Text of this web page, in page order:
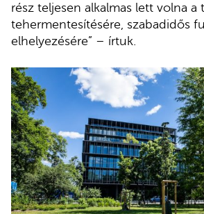
rész teljesen alkalmas lett volna
tehermentesítésére, szabadidős
elhelyezésére” – írtuk.